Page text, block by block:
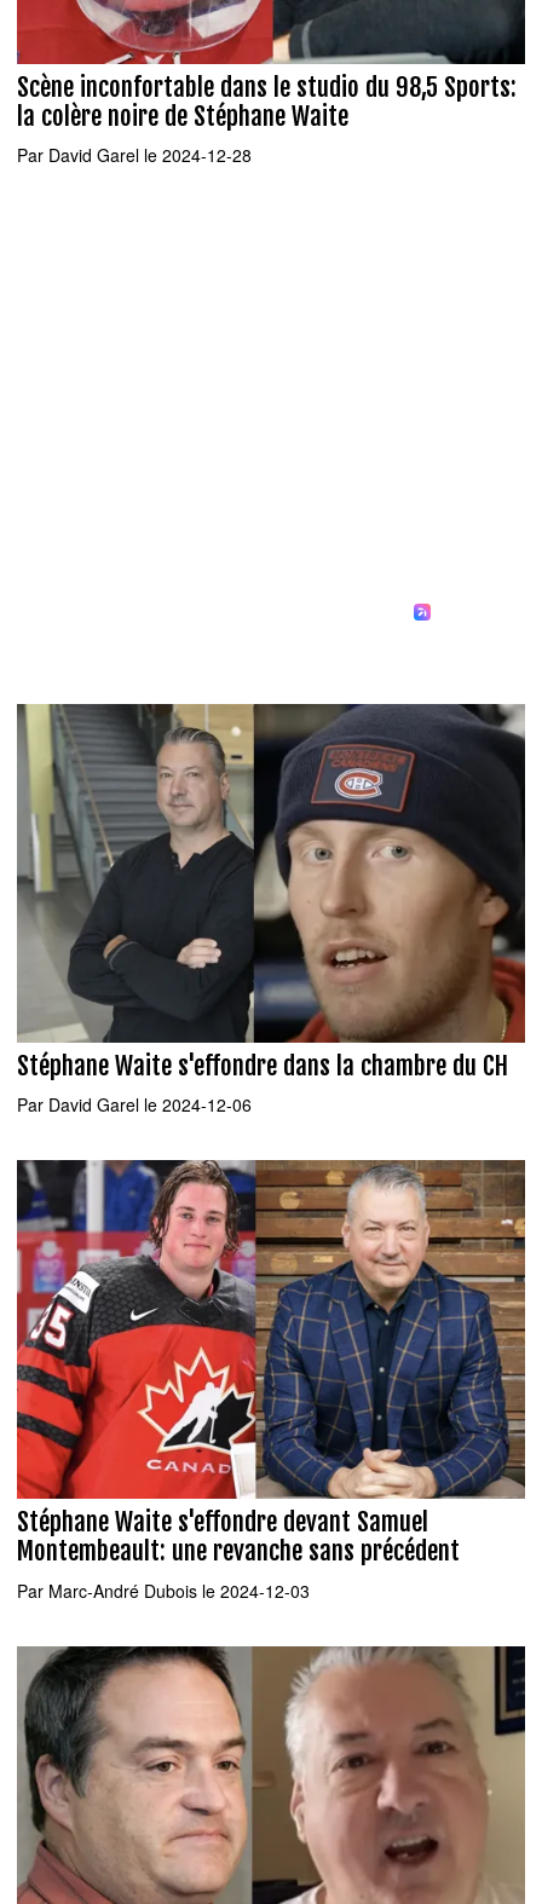
Scène inconfortable dans le studio du 98,5 Sports:
la colère noire de Stéphane Waite
Par David Garel le 2024-12-28
Stéphane Waite s'effondre dans la chambre du CH
Par David Garel le 2024-12-06
Stéphane Waite s'effondre devant Samuel
Montembeault: une revanche sans précédent
Par Marc-André Dubois le 2024-12-03